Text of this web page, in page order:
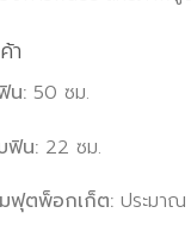
า
น:50 ซม.
ฟิน:22 ซม.
ฟุตพ็อกเก็ต:ประมาณ